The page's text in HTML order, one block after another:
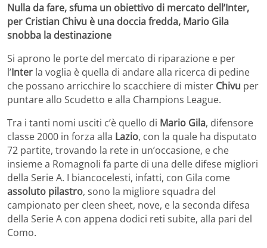
Nulla da fare, sfuma un obiettivo di mercato dell’Inter,
per Cristian Chivu è una doccia fredda, Mario Gila
snobba la destinazione
Si aprono le porte del mercato di riparazione e per
l’Inter la voglia è quella di andare alla ricerca di pedine
che possano arricchire lo scacchiere di mister Chivu per
puntare allo Scudetto e alla Champions League.
Tra i tanti nomi usciti c’è quello di Mario Gila, difensore
classe 2000 in forza alla Lazio, con la quale ha disputato
72 partite, trovando la rete in un’occasione, e che
insieme a Romagnoli fa parte di una delle difese migliori
della Serie A. I biancocelesti, infatti, con Gila come
assoluto pilastro, sono la migliore squadra del
campionato per cleen sheet, nove, e la seconda difesa
della Serie A con appena dodici reti subite, alla pari del
Como.